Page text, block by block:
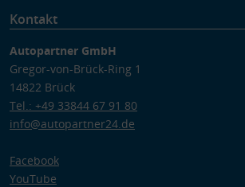
Kontakt
Autopartner GmbH
Gregor-von-Brück-Ring 1
14822 Brück
Tel.: +49 33844 67 91 80
info@autopartner24.de
Facebook
YouTube